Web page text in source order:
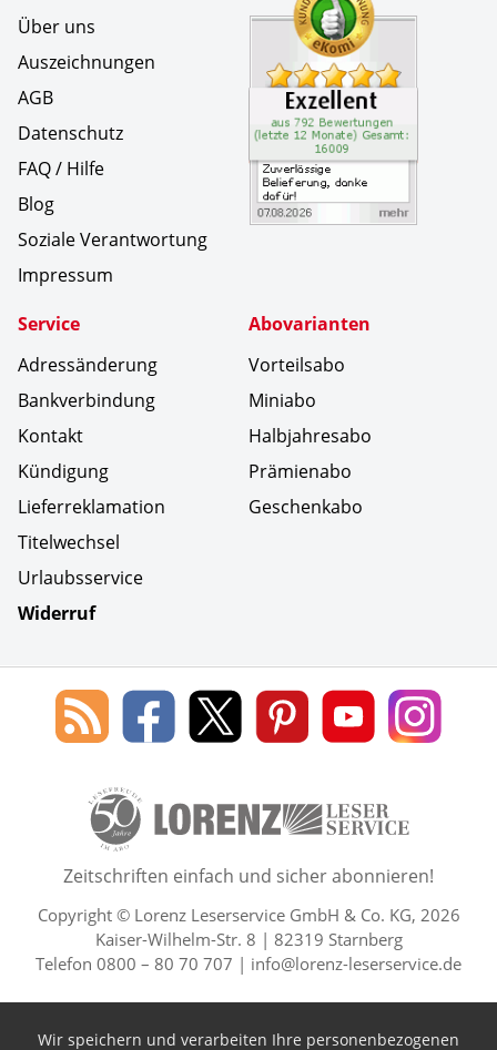
Über uns
Auszeichnungen
AGB
Datenschutz
FAQ / Hilfe
Blog
Soziale Verantwortung
Impressum
Service
Adressänderung
Bankverbindung
Kontakt
Kündigung
Lieferreklamation
Titelwechsel
Urlaubsservice
Widerruf
Abovarianten
Vorteilsabo
Miniabo
Halbjahresabo
Prämienabo
Geschenkabo
Social Media
Blog
des
Leserservice
Lorenz
Leserservice
Lorenz
Leserservice
Lorenz
Leserservice
Lorenz
Leserservice
Lorenz
50 Lesefreude im Abo Jahre
Zeitschriften einfach und sicher abonnieren!
Copyright © Lorenz Leserservice GmbH & Co. KG, 2026
Kaiser-Wilhelm-Str. 8 | 82319 Starnberg
Telefon 0800 – 80 70 707 | info@lorenz-leserservice.de
Wir speichern und verarbeiten Ihre personenbezogenen